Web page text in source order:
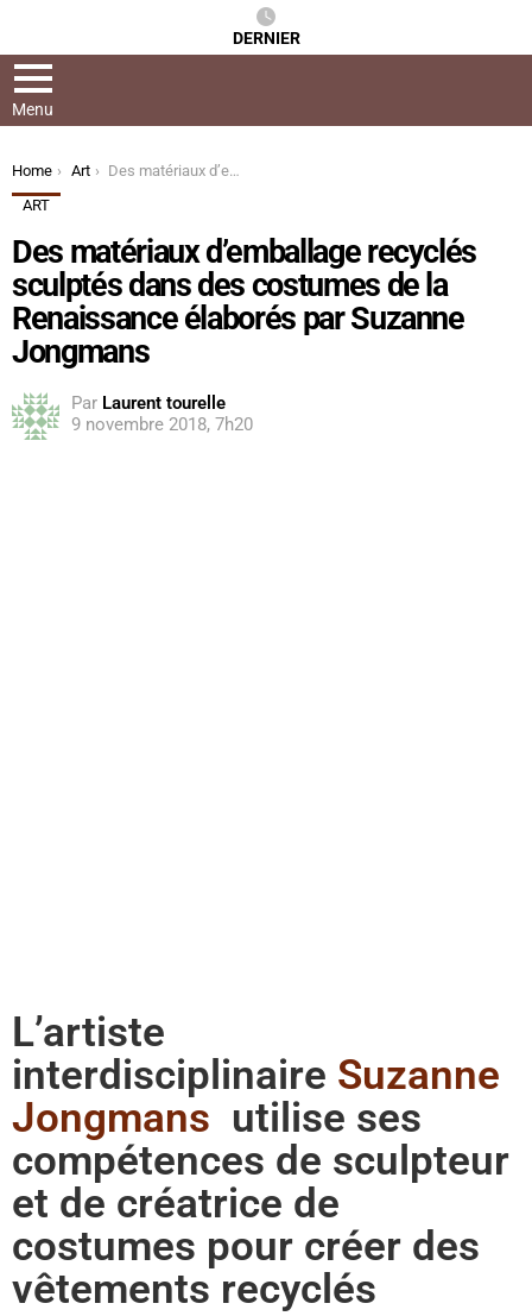
DERNIER
Menu
You are here:
Home Art
Des matériaux d’emballage recyclés sculptés dans des costumes de la Renaissance élaborés par Suzanne Jongmans
ART
Des matériaux d’emballage recyclés
sculptés dans des costumes de la
Renaissance élaborés par Suzanne
Jongmans
Par Laurent tourelle
9 novembre 2018, 7h20
L’artiste
interdisciplinaire Suzanne
Jongmans utilise ses
compétences de sculpteur
et de créatrice de
costumes pour créer des
vêtements recyclés